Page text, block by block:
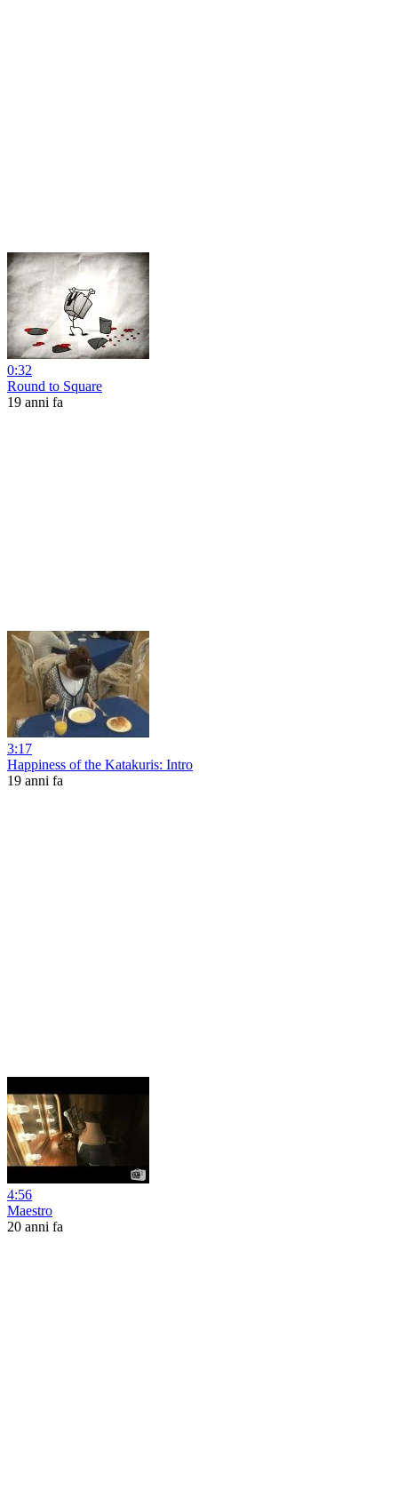
0:32
Round to Square
19 anni fa
3:17
Happiness of the Katakuris: Intro
19 anni fa
4:56
Maestro
20 anni fa